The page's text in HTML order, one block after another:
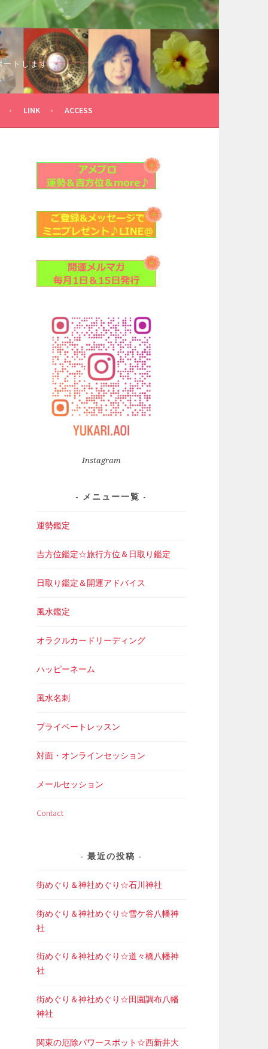
ートします！
LINK ACCESS
Instagram
メニュー一覧
運勢鑑定
吉方位鑑定☆旅行方位＆日取り鑑定
日取り鑑定＆開運アドバイス
風水鑑定
オラクルカードリーディング
ハッピーネーム
風水名刺
プライベートレッスン
対面・オンラインセッション
メールセッション
Contact
最近の投稿
街めぐり＆神社めぐり☆石川神社
街めぐり＆神社めぐり☆雪ケ谷八幡神
社
街めぐり＆神社めぐり☆道々橋八幡神
社
街めぐり＆神社めぐり☆田園調布八幡
神社
関東の厄除パワースポット☆西新井大